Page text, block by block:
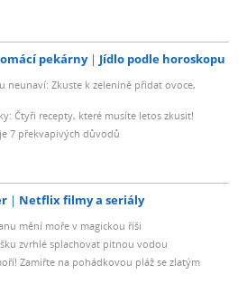
pekárny Jídlo podle horoskopu
neunaví: Zkuste k zelenině přidat ovoce,
Čtyři recepty, které musíte letos zkusit!
7 překvapivých důvodů
Netflix filmy a seriály
mění moře v magickou říši
zvrhlé splachovat pitnou vodou
Zamiřte na pohádkovou pláž se zlatým